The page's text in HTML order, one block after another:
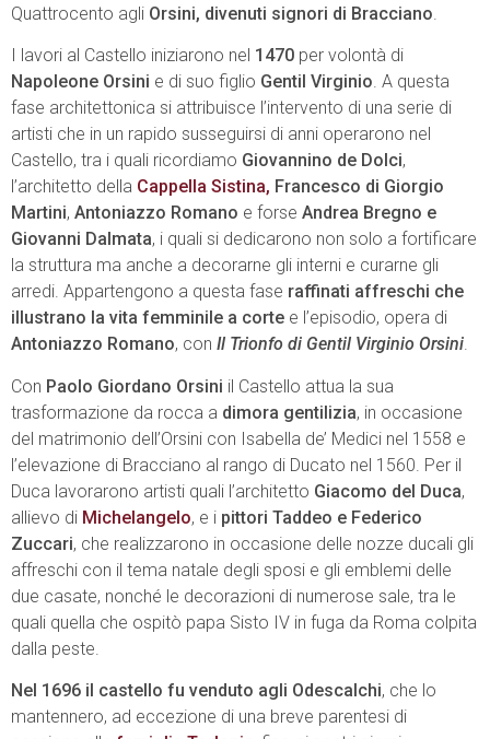
Quattrocento agli Orsini, divenuti signori di Bracciano
I lavori al Castello iniziarono nel 1470 per volontà di
Napoleone Orsini e di suo figlio Gentil Virginio. A questa
fase architettonica si attribuisce l’intervento di una serie di
artisti che in un rapido susseguirsi di anni operarono nel
Castello, tra i quali ricordiamo Giovannino de Dolci,
l’architetto della Cappella Sistina, Francesco di Giorgio
Martini, Antoniazzo Romano e forse Andrea Bregno e
Giovanni Dalmata, i quali si dedicarono non solo a fortificare
la struttura ma anche a decorarne gli interni e curarne gli
arredi. Appartengono a questa fase raffinati affreschi che
illustrano la vita femminile a corte e l’episodio, opera di
Antoniazzo Romano, con Il Trionfo di Gentil Virginio Orsini.
Con Paolo Giordano Orsini il Castello attua la sua
trasformazione da rocca a dimora gentilizia, in occasione
del matrimonio dell’Orsini con Isabella de’ Medici nel 1558 e
l’elevazione di Bracciano al rango di Ducato nel 1560. Per il
Duca lavorarono artisti quali l’architetto Giacomo del Duca,
allievo di Michelangelo, e i pittori Taddeo e Federico
Zuccari, che realizzarono in occasione delle nozze ducali gli
affreschi con il tema natale degli sposi e gli emblemi delle
due casate, nonché le decorazioni di numerose sale, tra le
quali quella che ospitò papa Sisto IV in fuga da Roma colpita
dalla peste.
Nel 1696 il castello fu venduto agli Odescalchi, che lo
mantennero, ad eccezione di una breve parentesi di